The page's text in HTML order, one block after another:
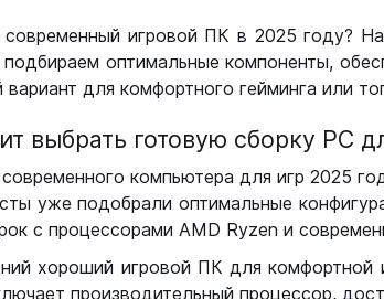
современный игровой ПК в 2025 году?
оптимальные компоненты,
для комфортного гейминга или
выбрать готовую сборку РС
современного компьютера для игр 2025
уже подобрали оптимальные
с процессорами AMD Ryzen и
хороший игровой ПК для комфортной
производительный процессор,